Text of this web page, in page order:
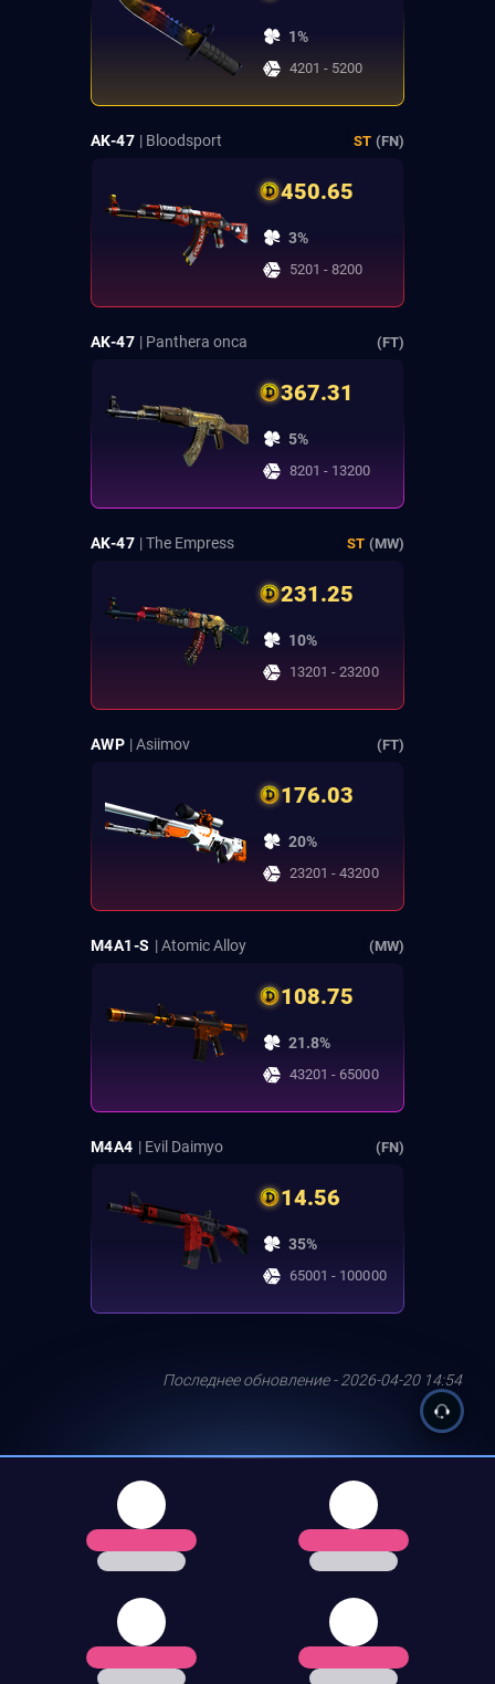
1%
4201 - 5200
AK-47 | Bloodsport ST (FN)
450.65
3%
5201 - 8200
AK-47 | Panthera onca (FT)
367.31
5%
8201 - 13200
AK-47 | The Empress ST (MW)
231.25
10%
13201 - 23200
AWP | Asiimov (FT)
176.03
20%
23201 - 43200
M4A1-S | Atomic Alloy (MW)
108.75
21.8%
43201 - 65000
M4A4 | Evil Daimyo (FN)
14.56
35%
65001 - 100000
Последнее обновление - 2026-04-20 14:54